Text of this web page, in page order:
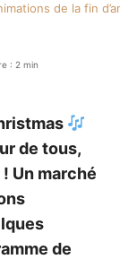
de la fin
: 2 min
de tous,
Un marché
de